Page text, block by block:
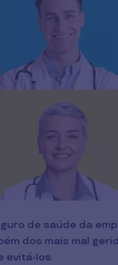
de saúde da
dos mais mal
evitá-los.